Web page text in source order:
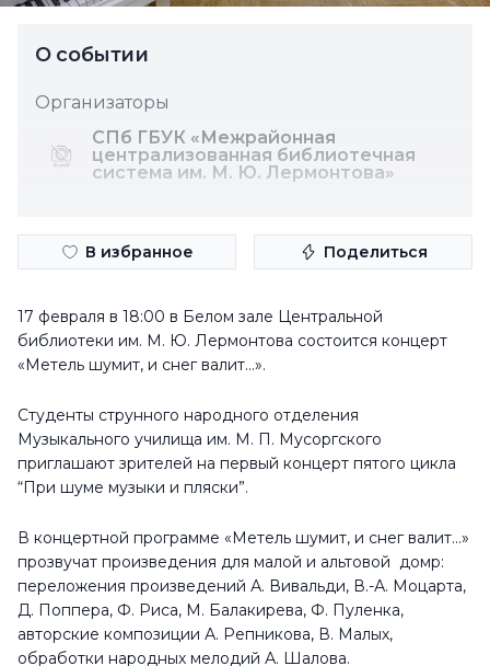
О событии
Организаторы
СПб ГБУК «Межрайонная
централизованная библиотечная
система им. М. Ю. Лермонтова»
В избранное Поделиться
17 февраля в 18:00 в Белом зале Центральной
библиотеки им. М. Ю. Лермонтова состоится концерт
«Метель шумит, и снег валит…».
Студенты струнного народного отделения
Музыкального училища им. М. П. Мусоргского
приглашают зрителей на первый концерт пятого цикла
“При шуме музыки и пляски”.
В концертной программе «Метель шумит, и снег валит…»
прозвучат произведения для малой и альтовой домр:
переложения произведений А. Вивальди, В.-А. Моцарта,
Д. Поппера, Ф. Риса, М. Балакирева, Ф. Пуленка,
авторские композиции А. Репникова, В. Малых,
обработки народных мелодий А. Шалова.